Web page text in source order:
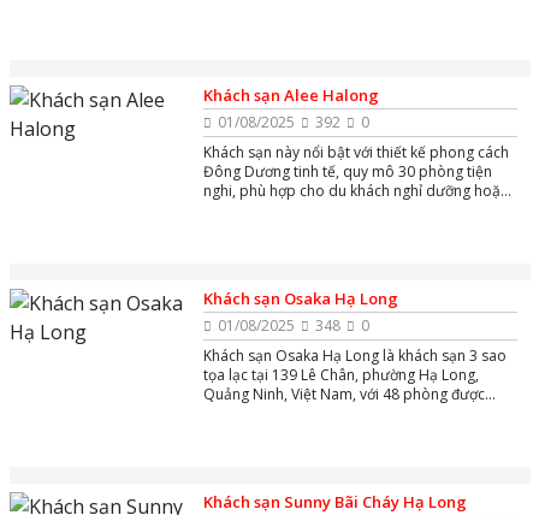
Khách sạn Alee Halong
01/08/2025 392
0
Khách sạn này nổi bật với thiết kế phong cách
Đông Dương tinh tế, quy mô 30 phòng tiện
nghi, phù hợp cho du khách nghỉ dưỡng hoặc
Khách sạn Osaka Hạ Long
01/08/2025 348
0
Khách sạn Osaka Hạ Long là khách sạn 3 sao
tọa lạc tại 139 Lê Chân, phường Hạ Long,
Quảng Ninh, Việt Nam, với 48 phòng được
Khách sạn Sunny Bãi Cháy Hạ Long